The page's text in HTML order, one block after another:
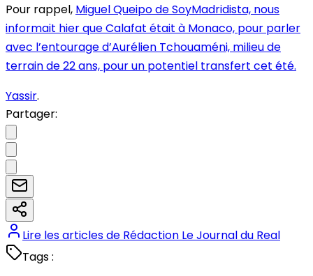
Pour rappel, Miguel Queipo de SoyMadridista, nous
informait hier que Calafat était à Monaco, pour parler
avec l’entourage d’Aurélien Tchouaméni, milieu de
terrain de 22 ans, pour un potentiel transfert cet été.
Yassir.
Partager:
Lire les articles de Rédaction Le Journal du Real
Tags :